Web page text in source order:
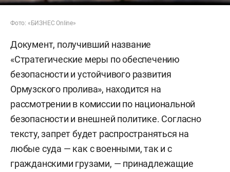
Фото: «БИЗНЕС Online»
Документ, получивший название
«Стратегические меры по обеспечению
безопасности и устойчивого развития
Ормузского пролива», находится на
рассмотрении в комиссии по национальной
безопасности и внешней политике. Согласно
тексту, запрет будет распространяться на
любые суда — как с военными, так и с
гражданскими грузами, — принадлежащие